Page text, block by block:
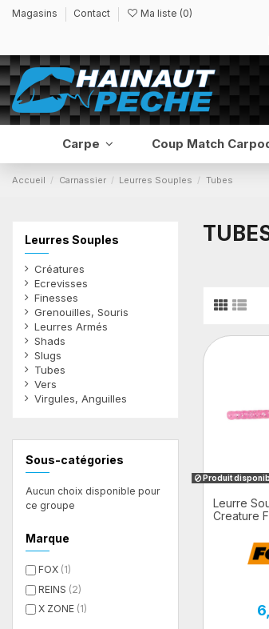
Magasins Contact Ma liste (0)
Carpe Coup Match
Accueil Carnassier Leurres Souples Tubes
Produit
Leurre
Creature
Leurres Souples
Créatures
Ecrevisses
Finesses
Grenouilles, Souris
Leurres Armés
Shads
Slugs
Tubes
Vers
Virgules, Anguilles
Sous-catégories
Aucun choix disponible pour
ce groupe
Marque
FOX (1)
REINS (2)
X ZONE (1)